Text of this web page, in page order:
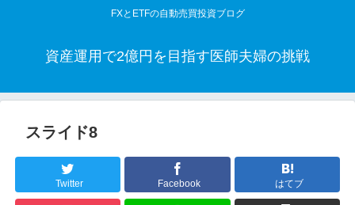
FXとETFの自動売買投資ブログ
資産運用で2億円を目指す医師夫婦の挑戦
スライド8
Twitter Facebook はてブ